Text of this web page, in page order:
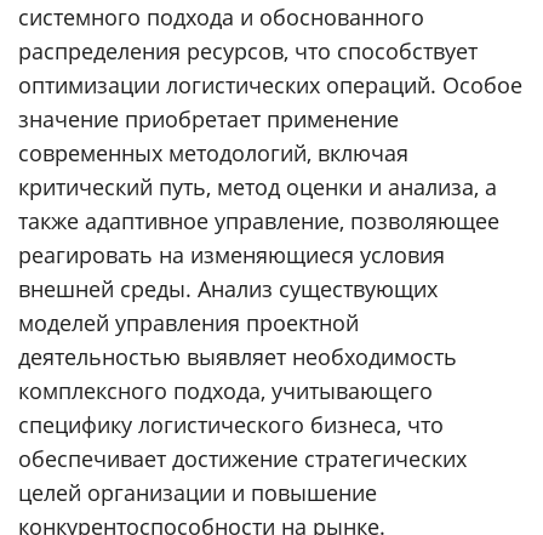
системного подхода и обоснованного
распределения ресурсов, что способствует
оптимизации логистических операций. Особое
значение приобретает применение
современных методологий, включая
критический путь, метод оценки и анализа, а
также адаптивное управление, позволяющее
реагировать на изменяющиеся условия
внешней среды. Анализ существующих
моделей управления проектной
деятельностью выявляет необходимость
комплексного подхода, учитывающего
специфику логистического бизнеса, что
обеспечивает достижение стратегических
целей организации и повышение
конкурентоспособности на рынке.